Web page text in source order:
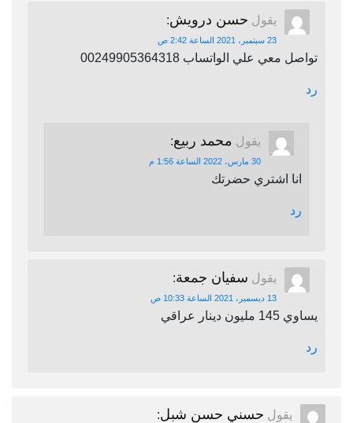
يقول حسن درويش:
23 سبتمبر، 2021 الساعة 2:42 ص
تواصل معي علي الواتساب 00249905364318
رد
يقول محمد ربيع:
30 مارس، 2022 الساعة 1:56 م
انا اشتري حضرتك
رد
يقول سفيان جمعة:
13 ديسمبر، 2021 الساعة 10:33 ص
يساوي 145 مليون دينار عراقي
رد
يقول حسني حسن شبل: